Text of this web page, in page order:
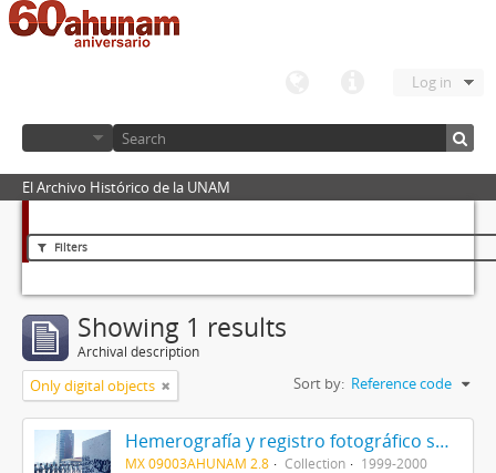
Log in
El Archivo Histórico de la UNAM
Filters
Showing 1 results
Archival description
Only digital objects Sort by: Reference code
Hemerografía y registro fotográfico sobre el conflicto universitario de 1999-2000
MX 09003AHUNAM 2.8 Collection 1999-2000